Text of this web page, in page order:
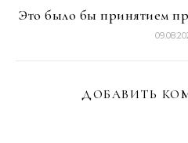
Это было бы принятием
ДОБАВИТЬ